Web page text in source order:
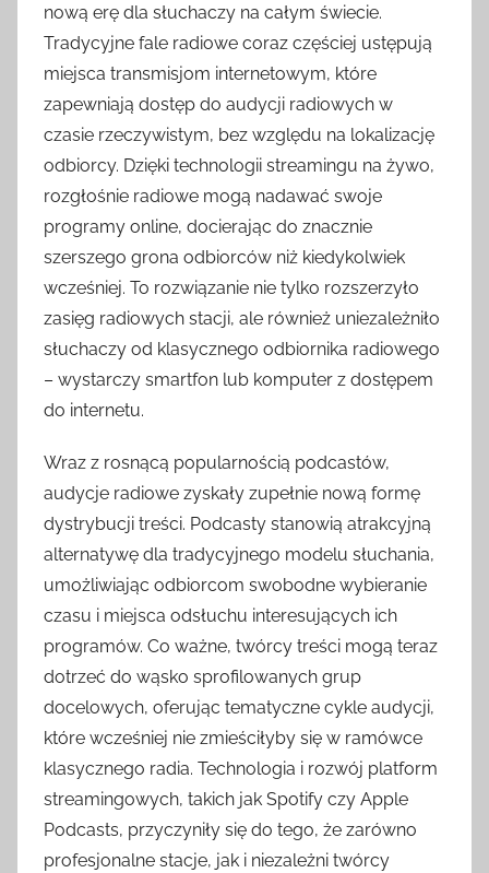
nową erę dla słuchaczy na całym świecie.
Tradycyjne fale radiowe coraz częściej ustępują
miejsca transmisjom internetowym, które
zapewniają dostęp do audycji radiowych w
czasie rzeczywistym, bez względu na lokalizację
odbiorcy. Dzięki technologii streamingu na żywo,
rozgłośnie radiowe mogą nadawać swoje
programy online, docierając do znacznie
szerszego grona odbiorców niż kiedykolwiek
wcześniej. To rozwiązanie nie tylko rozszerzyło
zasięg radiowych stacji, ale również uniezależniło
słuchaczy od klasycznego odbiornika radiowego
– wystarczy smartfon lub komputer z dostępem
do internetu.
Wraz z rosnącą popularnością podcastów,
audycje radiowe zyskały zupełnie nową formę
dystrybucji treści. Podcasty stanowią atrakcyjną
alternatywę dla tradycyjnego modelu słuchania,
umożliwiając odbiorcom swobodne wybieranie
czasu i miejsca odsłuchu interesujących ich
programów. Co ważne, twórcy treści mogą teraz
dotrzeć do wąsko sprofilowanych grup
docelowych, oferując tematyczne cykle audycji,
które wcześniej nie zmieściłyby się w ramówce
klasycznego radia. Technologia i rozwój platform
streamingowych, takich jak Spotify czy Apple
Podcasts, przyczyniły się do tego, że zarówno
profesjonalne stacje, jak i niezależni twórcy